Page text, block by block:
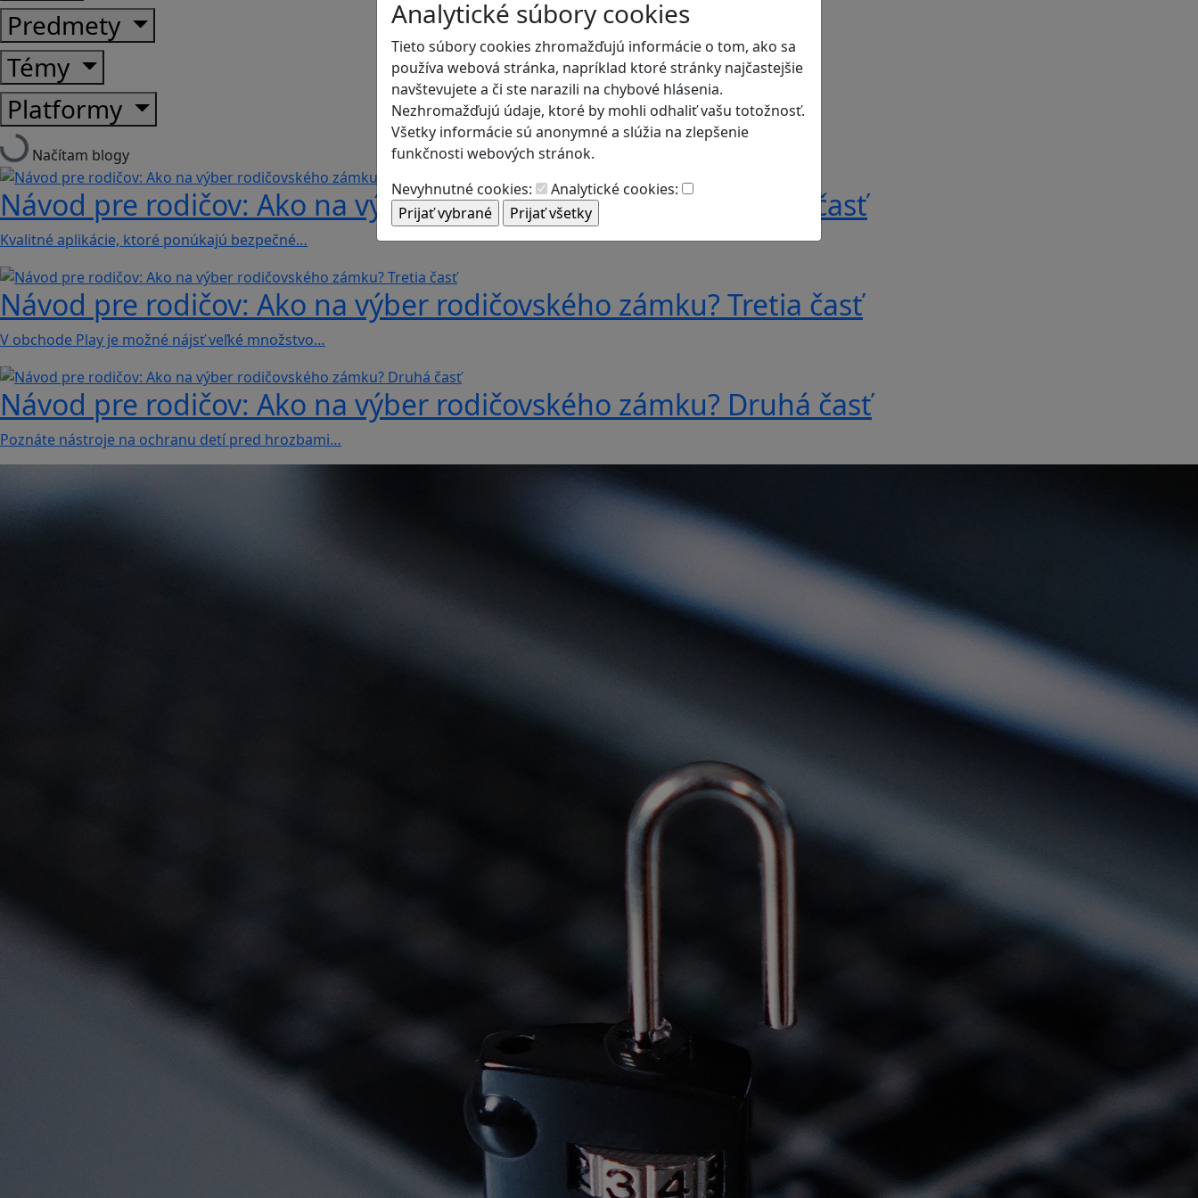
Analytické súbory cookies
Tieto súbory cookies zhromažďujú informácie o tom, ako sa
používa webová stránka, napríklad ktoré stránky najčastejšie
navštevujete a či ste narazili na chybové hlásenia.
Nezhromažďujú údaje, ktoré by mohli odhaliť vašu totožnosť.
Všetky informácie sú anonymné a slúžia na zlepšenie
funkčnosti webových stránok.
Nevyhnutné cookies:
Analytické cookies:
Predmety
Témy
Platformy
Načítam blogy
Návod pre rodičov: Ako na výber rodičovského zámku? Štvrtá časť
Kvalitné aplikácie, ktoré ponúkajú bezpečné…
Návod pre rodičov: Ako na výber rodičovského zámku? Tretia časť
V obchode Play je možné nájsť veľké množstvo…
Návod pre rodičov: Ako na výber rodičovského zámku? Druhá časť
Poznáte nástroje na ochranu detí pred hrozbami…